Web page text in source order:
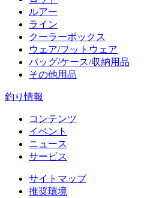
ルアー
ライン
クーラーボックス
ウェア/フットウェア
バッグ/ケース/収納用品
その他用品
釣り情報
コンテンツ
イベント
ニュース
サービス
サイトマップ
推奨環境